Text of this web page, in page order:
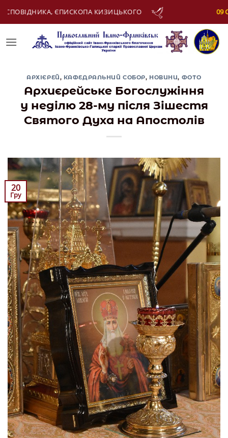
09 Серпня: АПОСТОЛА МАТФІЯ
АРХІЄРЕЙ, КАФЕДРАЛЬНИЙ СОБОР, НОВИНИ, ФОТО
Архиєрейське Богослужіння
у неділю 28-му після Зішестя
Святого Духа на Апостолів
20
Гру